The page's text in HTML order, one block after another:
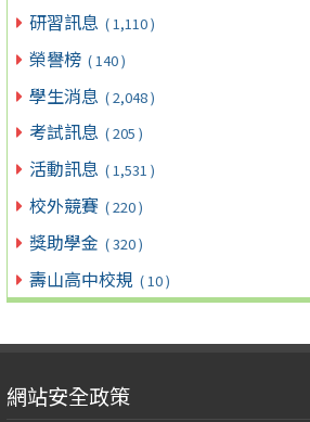
研習訊息 ( 1,110 )
榮譽榜 ( 140 )
學生消息 ( 2,048 )
考試訊息 ( 205 )
活動訊息 ( 1,531 )
校外競賽 ( 220 )
獎助學金 ( 320 )
壽山高中校規 ( 10 )
網站安全政策